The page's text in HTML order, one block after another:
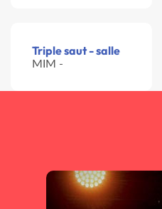
Triple saut - salle
MIM -